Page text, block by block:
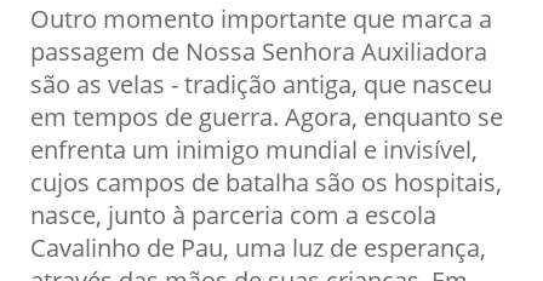
Outro momento importante que marca a
passagem de Nossa Senhora Auxiliadora
são as velas - tradição antiga, que nasceu
em tempos de guerra. Agora, enquanto se
enfrenta um inimigo mundial e invisível,
cujos campos de batalha são os hospitais,
nasce, junto à parceria com a escola
Cavalinho de Pau, uma luz de esperança,